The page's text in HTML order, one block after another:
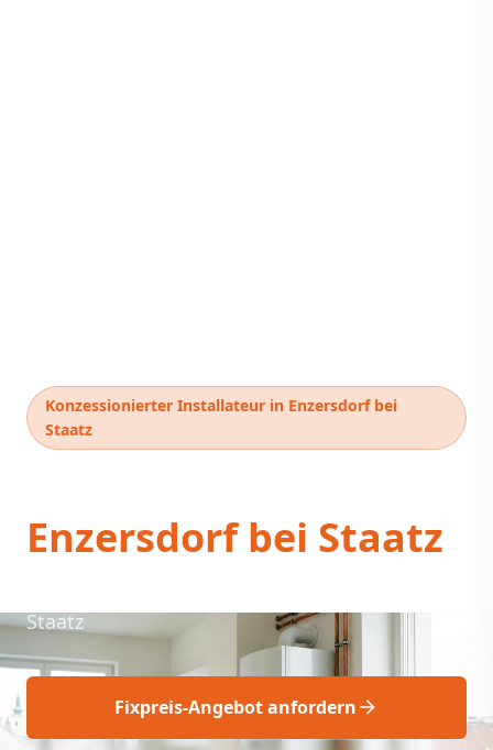
Konzessionierter Installateur in Enzersdorf bei
Staatz
Enzersdorf bei Staatz
Staatz
Fixpreis-Angebot anfordern